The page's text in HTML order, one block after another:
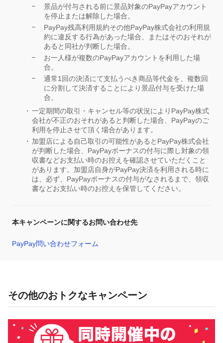
景品が付与される前に景品対象のPayPayアカウント
を停止または解除した場合。
PayPay残高利用規約その他PayPay株式会社の利用規
約に違反する行為があった場合、またはそのおそれが
あると同社が判断した場合。
お一人様が複数のPayPayアカウントを利用した場
合。
通常1回の決済にて支払うべき商品等代金を、複数回
に分割して決済することにより景品付与を受けた場
合。
一定期間の取引・キャンセル等の状況によりPayPay株式
会社が不正のおそれがあると判断した場合、PayPayのご
利用を停止させて頂く場合があります。
加盟店による自己取引の可能性があるとPayPay株式会社
が判断した場合、PayPayボーナスの付与に際し対象の領
収書などお支払い時のお控えを確認させていただくこと
があります。加盟店自身がPayPay決済を利用される時に
は、必ず、PayPayボーナスの付与がなされるまで、領収
書などお支払い時のお控えを保管してください。
本キャンペーンに関するお問い合わせ先
PayPay問い合わせフォーム
その他のおトクなキャンペーン